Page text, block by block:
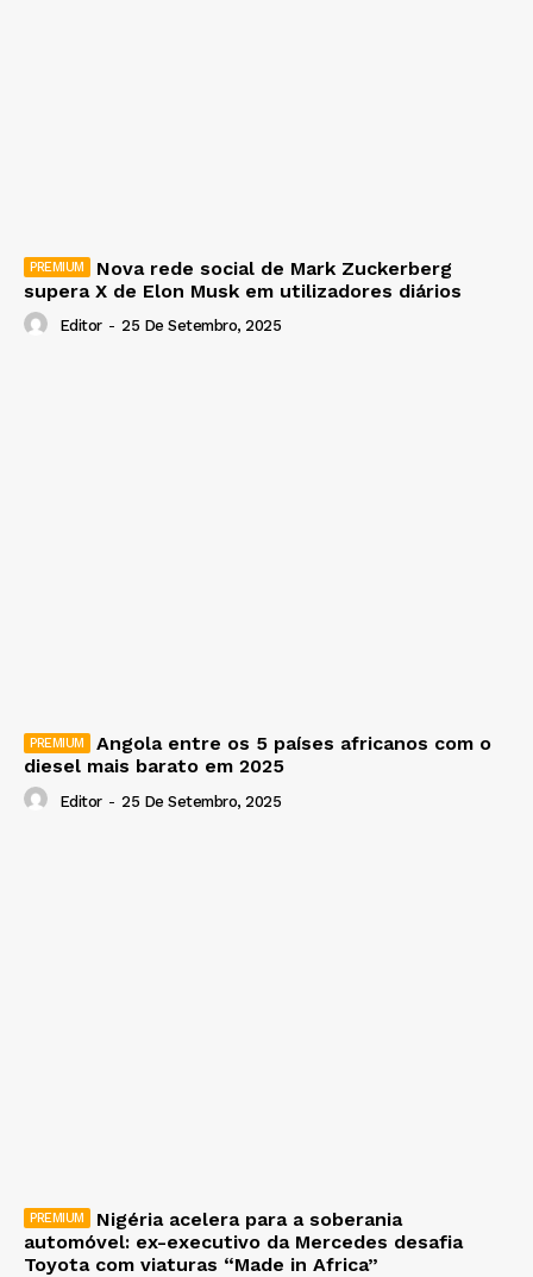
Nova rede social de Mark Zuckerberg
supera X de Elon Musk em utilizadores diários
Editor - 25 De Setembro, 2025
Angola entre os 5 países africanos com o
diesel mais barato em 2025
Editor - 25 De Setembro, 2025
Nigéria acelera para a soberania
automóvel: ex-executivo da Mercedes desafia
Toyota com viaturas “Made in Africa”